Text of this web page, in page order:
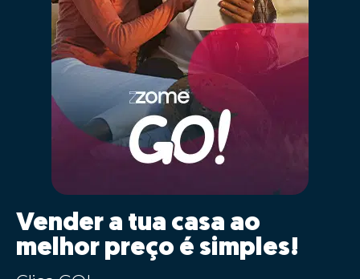
02 - Digitalização e
aceleração do processo de
venda
Os dados da tua casa ficarão automaticamente
integrados com a nossa plataforma de gestão de
processos, tornando o processo digital desde o
Além da integração digital permitir um estudo de
mercado fiável num tempo recorde, a informatização
desta informação vai acelerar todas as seguintes fases
do processo, evitando duplicação de tarefas e
agilizando o processo.